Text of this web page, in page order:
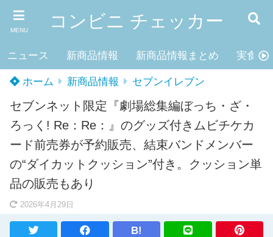
MENU コンビニ チェッカー
ニュース 新商品情報 新商品情報まとめ 実食レ
ホーム 新商品情報 セブンイレブン
セブンネット限定『劇場総集編ぼっち・ざ・
ろっく! Re：Re：』のグッズ付きムビチケカ
ード前売券が予約販売、結束バンドメンバー
の“ダイカットクッション”付き。クッション単
品の販売もあり
2026年4月29日
B!